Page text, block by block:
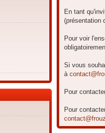
En tant
(présentation
Pour voir
Si vous
à
Pour
Pour